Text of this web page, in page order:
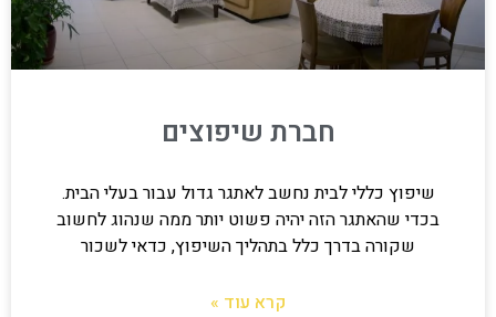
חברת שיפוצים
שיפוץ כללי לבית נחשב לאתגר גדול עבור בעלי הבית.
בכדי שהאתגר הזה יהיה פשוט יותר ממה שנהוג לחשוב
שקורה בדרך כלל בתהליך השיפוץ, כדאי לשכור
קרא עוד »